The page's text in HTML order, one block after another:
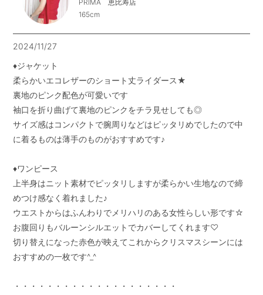
PRIMA 恵比寿店
165cm
2024/11/27
♦︎ジャケット
柔らかいエコレザーのショート丈ライダース★
裏地のピンク配色が可愛いです
袖口を折り曲げて裏地のピンクをチラ見せしても◎
サイズ感はコンパクトで腕周りなどはピッタリめでしたので中
に着るものは薄手のものがおすすめです♪
♦︎ワンピース
上半身はニット素材でピッタリしますが柔らかい生地なので締
めつけ感なく着れました♪
ウエストからはふんわりでメリハリのある女性らしい形です☆
お腹回りもバルーンシルエットでカバーしてくれます♡
切り替えになった赤色が映えてこれからクリスマスシーンには
おすすめの一枚です^_^
・・・・・・・・・・・・・・・・・・・・